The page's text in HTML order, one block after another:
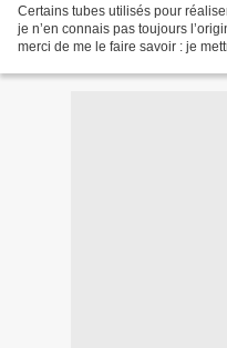
Certains tubes utilisés pour
je n’en connais pas toujours
merci de me le faire savoir : je